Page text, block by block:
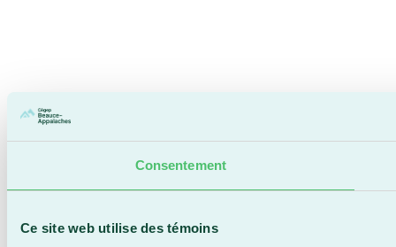
Consentement
Ce site web utilise des témoins